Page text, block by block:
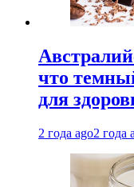
что
для
2 года ago2 года